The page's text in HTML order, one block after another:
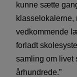
kunne sætte
klasselokalerne,
vedkommende
forladt
samling om livet
århundrede.”